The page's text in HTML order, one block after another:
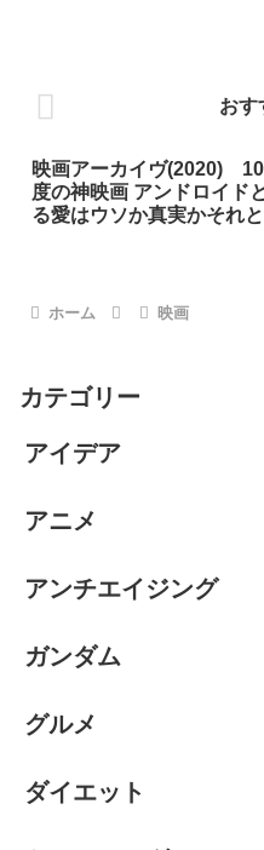
お
映画アーカイヴ(2020)
度の神映画 アンドロイド
る愛はウソか真実かそれ
ホーム 映画
カテゴリー
アイデア
アニメ
アンチエイジング
ガンダム
グルメ
ダイエット